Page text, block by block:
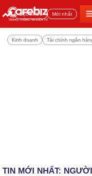
Đọc nhiều Mới nhất
Kinh doanh Tài chính ngân
TIN MỚI NHẤT: